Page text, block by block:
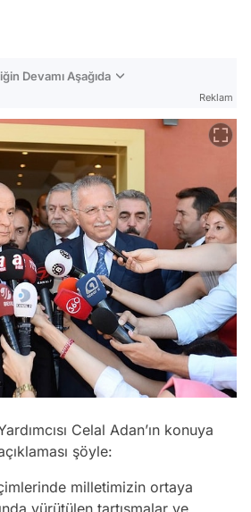
Devamı Aşağıda
Reklam
Celal Adan’ın konuya
şöyle:
milletimizin ortaya
yürütülen tartışmalar ve